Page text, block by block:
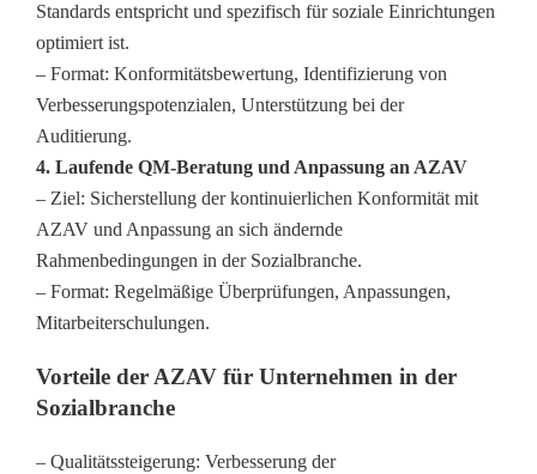
Standards entspricht und spezifisch für soziale Einrichtungen
optimiert ist.
– Format: Konformitätsbewertung, Identifizierung von
Verbesserungspotenzialen, Unterstützung bei der
Auditierung.
4. Laufende QM-Beratung und Anpassung an AZAV
– Ziel: Sicherstellung der kontinuierlichen Konformität mit
AZAV und Anpassung an sich ändernde
Rahmenbedingungen in der Sozialbranche.
– Format: Regelmäßige Überprüfungen, Anpassungen,
Mitarbeiterschulungen.
Vorteile der AZAV für Unternehmen in der
Sozialbranche
– Qualitätssteigerung: Verbesserung der